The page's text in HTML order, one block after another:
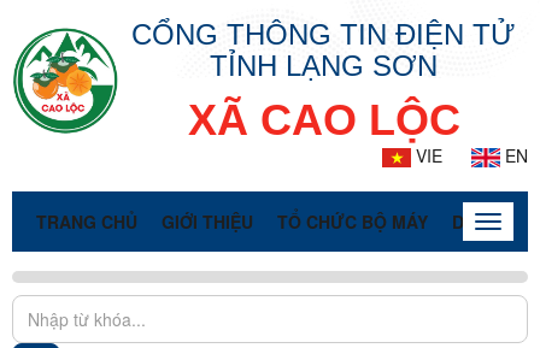
CỔNG THÔNG TIN ĐIỆN TỬ
TỈNH LẠNG SƠN
XÃ CAO LỘC
VIE EN
TRANG CHỦ GIỚI THIỆU TỔ CHỨC BỘ MÁY DOANH
Toggle